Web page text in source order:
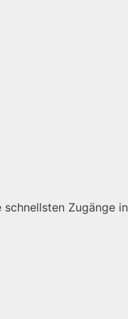
Zugänge in